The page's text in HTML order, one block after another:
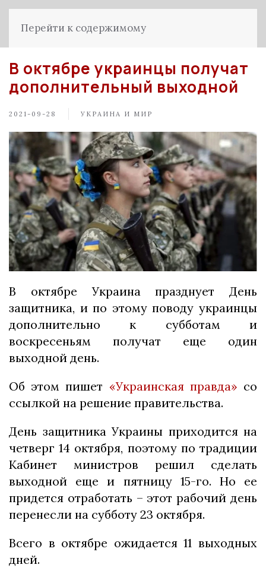
Перейти к содержимому
В октябре украинцы получат
дополнительный выходной
2021-09-28 УКРАИНА И МИР
В октябре Украина празднует День
защитника, и по этому поводу украинцы
дополнительно к субботам и
воскресеньям получат еще один
выходной день.
Об этом пишет «Украинская правда» со
ссылкой на решение правительства.
День защитника Украины приходится на
четверг 14 октября, поэтому по традиции
Кабинет министров решил сделать
выходной еще и пятницу 15-го. Но ее
придется отработать – этот рабочий день
перенесли на субботу 23 октября.
Всего в октябре ожидается 11 выходных
дней.